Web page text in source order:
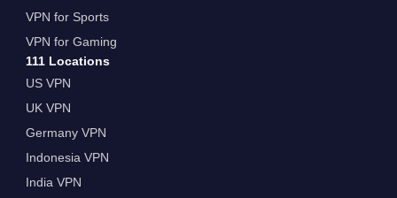
VPN for Sports
VPN for Gaming
111 Locations
US VPN
UK VPN
Germany VPN
Indonesia VPN
India VPN